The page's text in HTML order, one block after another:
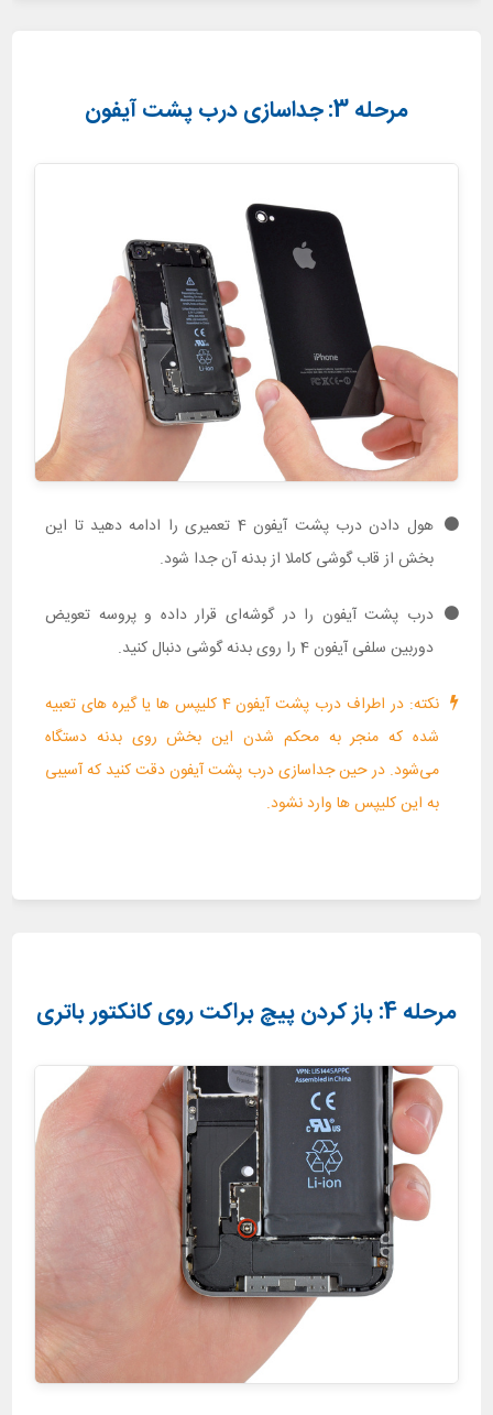
مرحله 3: جداسازی درب پشت آیفون
هول دادن درب پشت آیفون 4 تعمیری را ادامه دهید تا این
بخش از قاب گوشی کاملا از بدنه آن جدا شود.
درب پشت آیفون را در گوشه‌ای قرار داده و پروسه تعویض
دوربین سلفی آیفون 4 را روی بدنه گوشی دنبال کنید.
نکته: در اطراف درب پشت آیفون 4 کلیپس ها یا گیره های تعبیه
شده که منجر به محکم شدن این بخش روی بدنه دستگاه
می‌شود. در حین جداسازی درب پشت آیفون دقت کنید که آسیبی
به این کلیپس ها وارد نشود.
مرحله 4: باز کردن پیچ براکت روی کانکتور باتری